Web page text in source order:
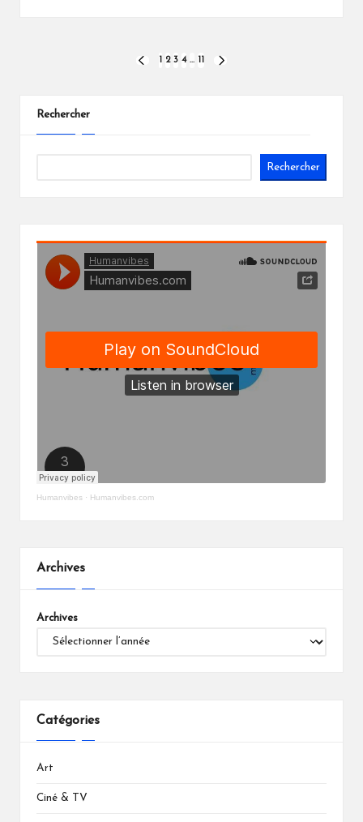
publications
PREVIOUS
2 3 4 …
Rechercher
Rechercher
Humanvibes · Humanvibes.com
Archives
Archives
Catégories
Art
Ciné & TV